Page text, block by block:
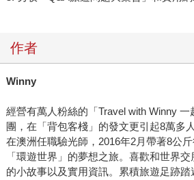
作者
Winny
經營有萬人粉絲的「Travel with Winny
團，在「背包客棧」的發文更引起8萬多
在澳洲任職驗光師，2016年2月帶著8公
「環遊世界」的夢想之旅。喜歡和世界
的小故事以及實用資訊。累積旅遊足跡